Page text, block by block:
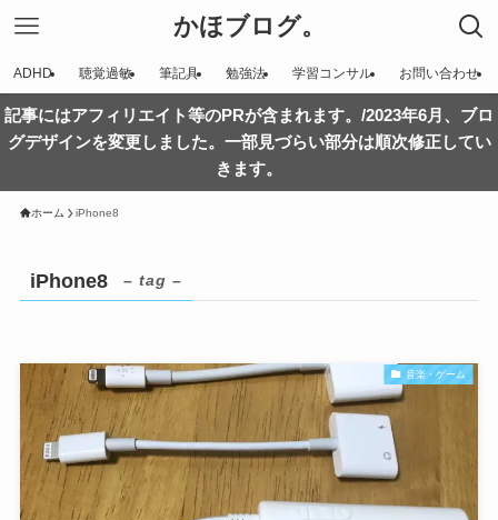
かほブログ。
ADHD 聴覚過敏 筆記具 勉強法 学習コンサル お問い合わせ
記事にはアフィリエイト等のPRが含まれます。/2023年6月、ブロ
グデザインを変更しました。一部見づらい部分は順次修正してい
きます。
ホーム iPhone8
iPhone8 – tag –
音楽・ゲーム